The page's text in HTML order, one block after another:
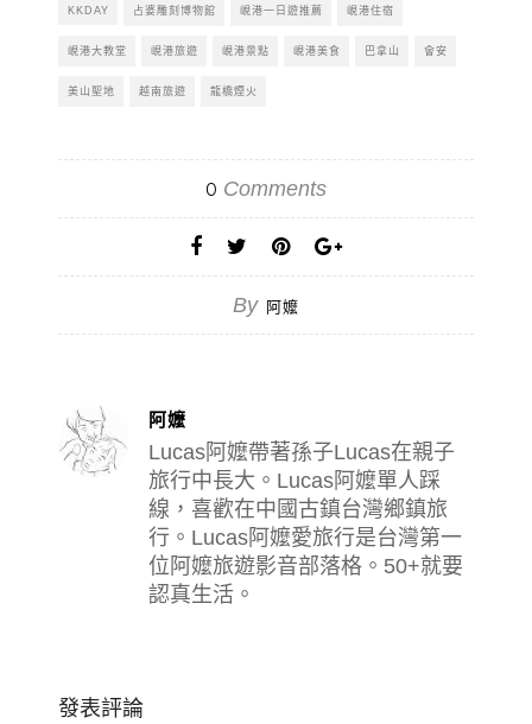
KKDAY 占婆雕刻博物館 峴港一日遊推薦 峴港住宿
峴港大教堂 峴港旅遊 峴港景點 峴港美食 巴拿山 會安
美山聖地 越南旅遊 龍橋煙火
0 Comments
By 阿嬤
阿嬤
Lucas阿嬤帶著孫子Lucas在親子
旅行中長大。Lucas阿嬤單人踩
線，喜歡在中國古鎮台灣鄉鎮旅
行。Lucas阿嬤愛旅行是台灣第一
位阿嬤旅遊影音部落格。50+就要
認真生活。
發表評論